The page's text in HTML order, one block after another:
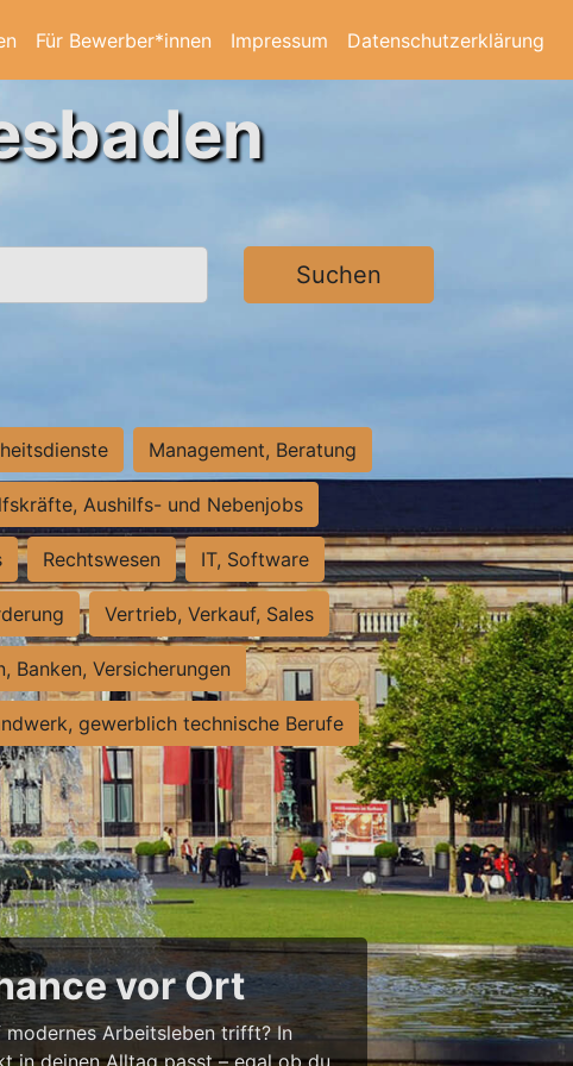
Für Bewerber*innen Impressum Datenschutzerklärung
Suchen
Management, Beratung
Aushilfs- und Nebenjobs
Rechtswesen IT, Software
Vertrieb, Verkauf, Sales
Banken, Versicherungen
gewerblich technische Berufe
vor Ort
Arbeitsleben trifft? In